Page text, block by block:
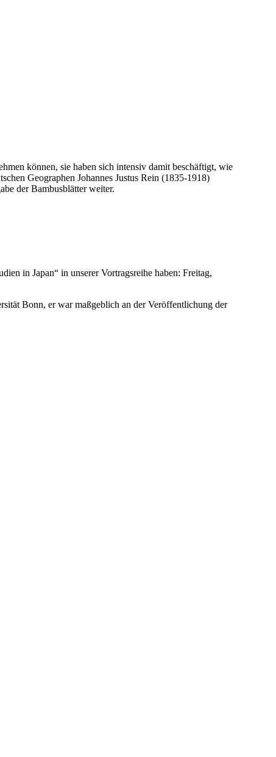
können, sie haben sich intensiv damit beschäftigt, wie
Geographen Johannes Justus Rein (1835-1918)
der Bambusblätter weiter.
in Japan“ in unserer Vortragsreihe haben: Freitag,
Bonn, er war maßgeblich an der Veröffentlichung der